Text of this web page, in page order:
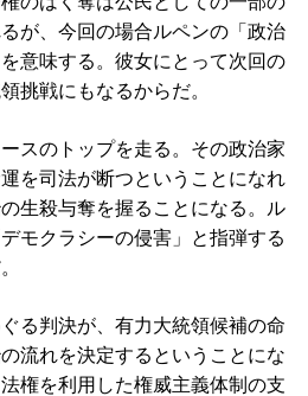
が、今回の場合ルペンの「政治
意味する。彼女にとって次回の
挑戦にもなるからだ。
スのトップを走る。その政治家
を司法が断つということになれ
生殺与奪を握ることになる。ル
モクラシーの侵害」と指弾する
る判決が、有力大統領候補の命
流れを決定するということにな
権を利用した権威主義体制の支